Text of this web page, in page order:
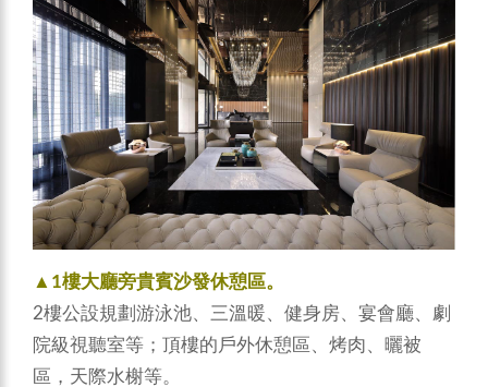
▲1樓大廳旁貴賓沙發休憩區。
2樓公設規劃游泳池、三溫暖、健身房、宴會廳、劇
院級視聽室等；頂樓的戶外休憩區、烤肉、曬被
區，天際水榭等。